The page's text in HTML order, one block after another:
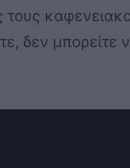
τους
δεν μπορείτε